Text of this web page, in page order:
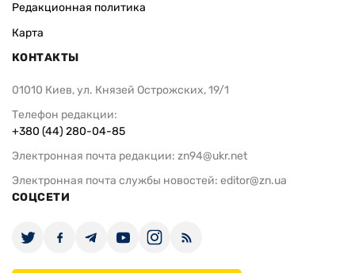
Редакционная политика
Карта
КОНТАКТЫ
01010 Киев, ул. Князей Острожских, 19/1
Телефон редакции:
+380 (44) 280-04-85
Электронная почта редакции: zn94@ukr.net
Электронная почта службы новостей: editor@zn.ua
СОЦСЕТИ